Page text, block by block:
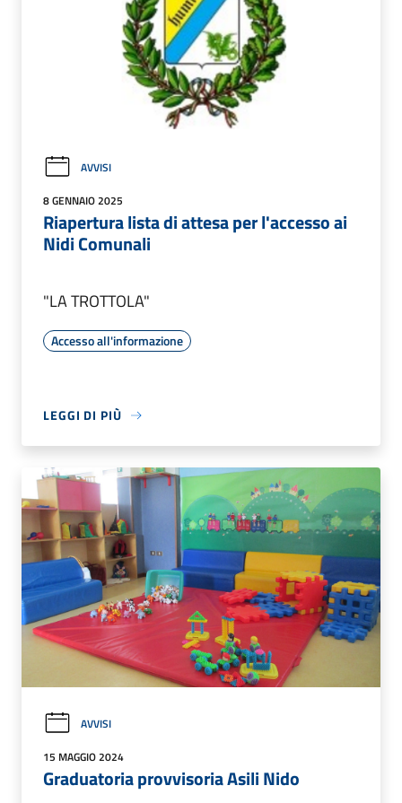
AVVISI
8 GENNAIO 2025
Riapertura lista di attesa per l'accesso ai
Nidi Comunali
"LA TROTTOLA"
Accesso all'informazione
LEGGI DI PIÙ
AVVISI
15 MAGGIO 2024
Graduatoria provvisoria Asili Nido